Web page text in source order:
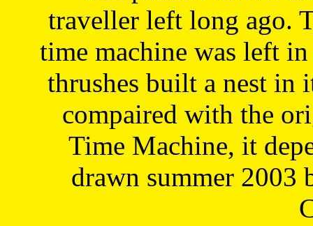
traveller left long ago.
time machine was left
thrushes built a nest in
compaired with the
Time Machine, it
drawn summer 2003